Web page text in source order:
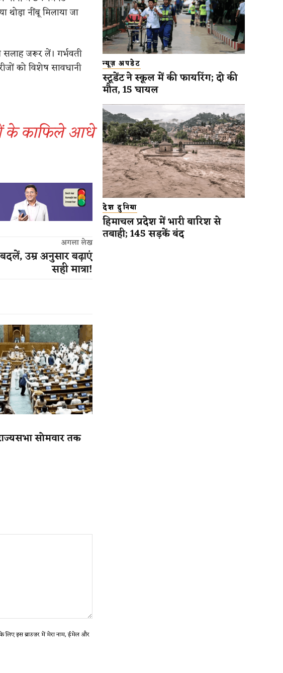
नींबू मिलाया जा
जरूर लें। गर्भवती
को विशेष सावधानी
के काफिले आधे
अगला लेख
उम्र अनुसार बढ़ाएं
सही मात्रा!
सोमवार तक
लिए इस ब्राउज़र में मेरा नाम, ईमेल और
न्यूज़ अपडेट
स्टूडेंट ने स्कूल में की फायरिंग; दो की
मौत, 15 घायल
देश दुनिया
हिमाचल प्रदेश में भारी बारिश से
तबाही; 145 सड़कें बंद